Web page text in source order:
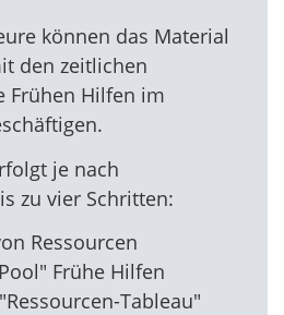
können das Material
den zeitlichen
Frühen Hilfen im
je nach
zu vier Schritten:
Ressourcen
Frühe Hilfen
Tableau"